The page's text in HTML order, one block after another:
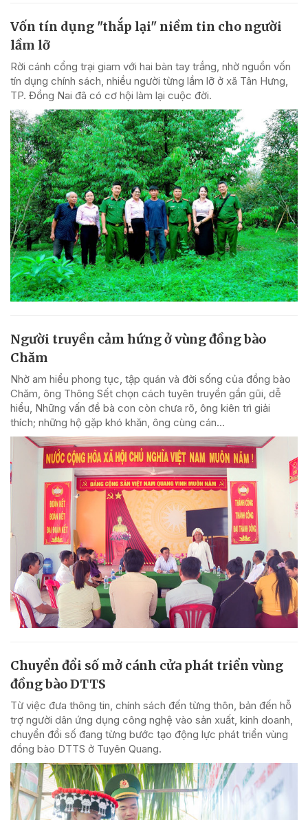
Vốn tín dụng "thắp lại" niềm tin cho người
lầm lỡ
Rời cánh cổng trại giam với hai bàn tay trắng, nhờ nguồn vốn
tín dụng chính sách, nhiều người từng lầm lỡ ở xã Tân Hưng,
TP. Đồng Nai đã có cơ hội làm lại cuộc đời.
Người truyền cảm hứng ở vùng đồng bào
Chăm
Nhờ am hiểu phong tục, tập quán và đời sống của đồng bào
Chăm, ông Thông Sết chọn cách tuyên truyền gần gũi, dễ
hiểu, Những vấn đề bà con còn chưa rõ, ông kiên trì giải
thích; những hộ gặp khó khăn, ông cùng cán...
Chuyển đổi số mở cánh cửa phát triển vùng
đồng bào DTTS
Từ việc đưa thông tin, chính sách đến từng thôn, bản đến hỗ
trợ người dân ứng dụng công nghệ vào sản xuất, kinh doanh,
chuyển đổi số đang từng bước tạo động lực phát triển vùng
đồng bào DTTS ở Tuyên Quang.